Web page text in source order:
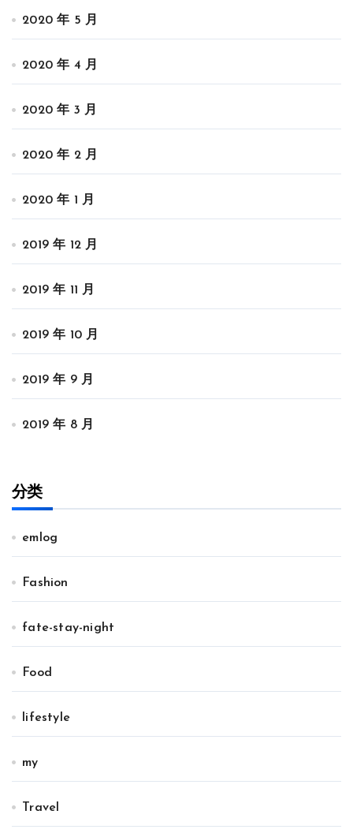
2020 年 5 月
2020 年 4 月
2020 年 3 月
2020 年 2 月
2020 年 1 月
2019 年 12 月
2019 年 11 月
2019 年 10 月
2019 年 9 月
2019 年 8 月
分类
emlog
Fashion
fate-stay-night
Food
lifestyle
my
Travel